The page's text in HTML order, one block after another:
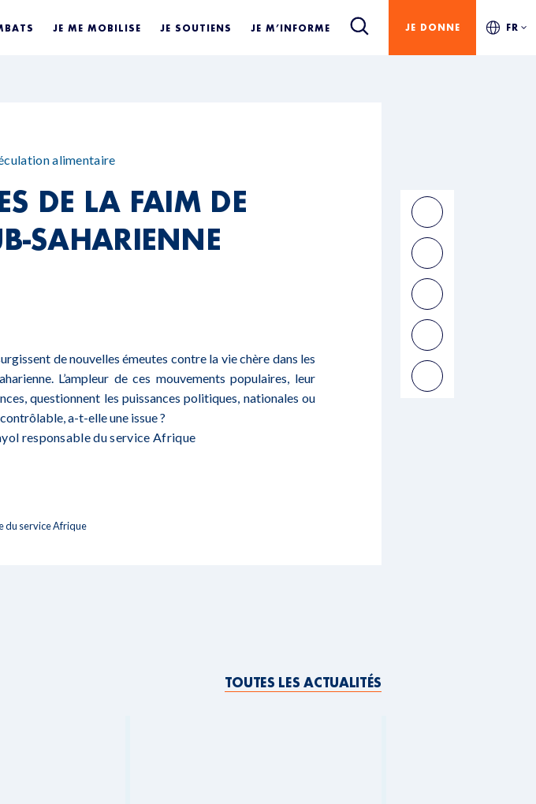
JE ME MOBILISE JE SOUTIENS JE M’INFORME JE DONNE FR
alimentaire
DE LA FAIM DE
SAHARIENNE
de nouvelles émeutes contre la vie chère dans les
L’ampleur de ces mouvements populaires, leur
questionnent les puissances politiques, nationales ou
a-t-elle une issue ?
responsable du service Afrique
du service Afrique
TOUTES LES ACTUALITÉS